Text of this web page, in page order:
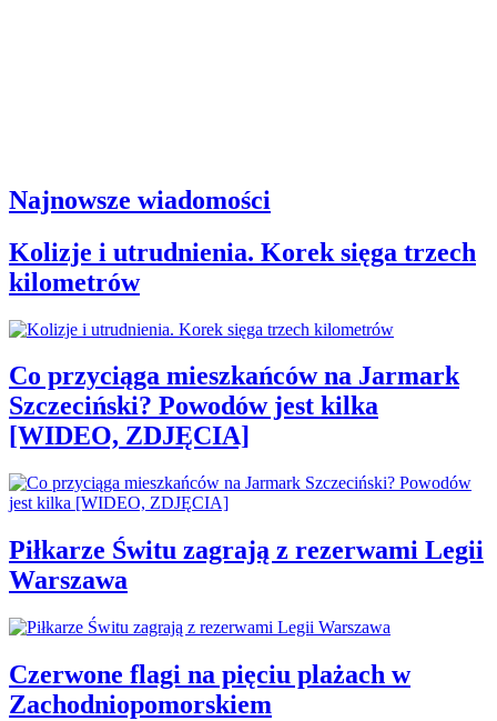
Najnowsze wiadomości
Kolizje i utrudnienia. Korek sięga trzech
kilometrów
Co przyciąga mieszkańców na Jarmark
Szczeciński? Powodów jest kilka
[WIDEO, ZDJĘCIA]
Piłkarze Świtu zagrają z rezerwami Legii
Warszawa
Czerwone flagi na pięciu plażach w
Zachodniopomorskiem